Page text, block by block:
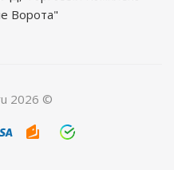
Ворота"
2026 ©